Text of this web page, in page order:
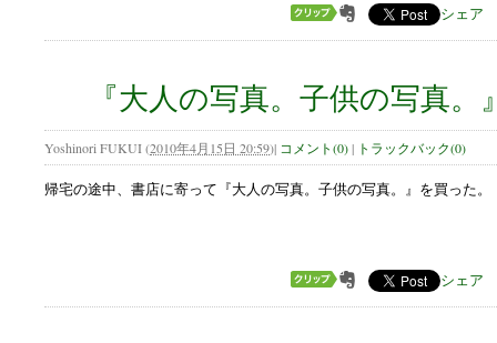
シェア
『大人の写真。子供の写真。
Yoshinori FUKUI(2010年4月15日 20:59)| コメント(0)| トラックバック(0)
帰宅の途中、書店に寄って『大人の写真。子供の写真。』を買った。
シェア